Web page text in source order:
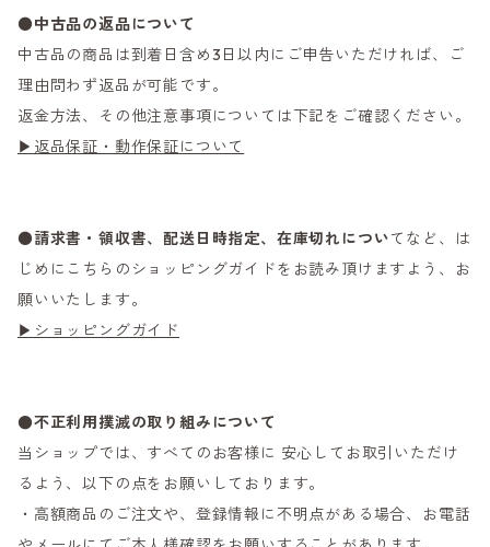
●中古品の返品について
中古品の商品は到着日含め3日以内にご申告いただければ、ご
理由問わず返品が可能です。
返金方法、その他注意事項については下記をご確認ください。
▶返品保証・動作保証について
●請求書・領収書、配送日時指定、在庫切れについてなど、は
じめにこちらのショッピングガイドをお読み頂けますよう、お
願いいたします。
▶ショッピングガイド
●不正利用撲滅の取り組みについて
当ショップでは、すべてのお客様に 安心してお取引いただけ
るよう、以下の点をお願いしております。
・高額商品のご注文や、登録情報に不明点がある場合、お電話